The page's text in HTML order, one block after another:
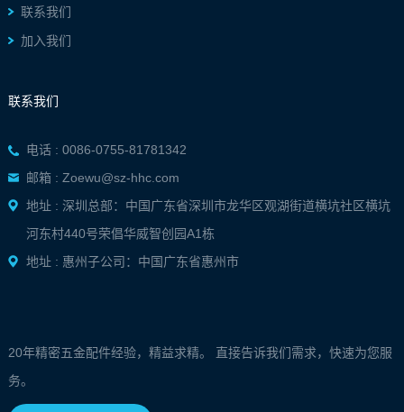
联系我们
加入我们
联系我们
电话 : 0086-0755-81781342
邮箱 : Zoewu@sz-hhc.com
地址 : 深圳总部：中国广东省深圳市龙华区观湖街道横坑社区横坑
河东村440号荣倡华威智创园A1栋
地址 : 惠州子公司：中国广东省惠州市
20年精密五金配件经验，精益求精。 直接告诉我们需求，快速为您服
务。